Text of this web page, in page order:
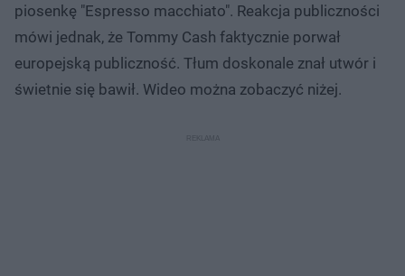
piosenkę "Espresso macchiato". Reakcja publiczności
mówi jednak, że Tommy Cash faktycznie porwał
europejską publiczność. Tłum doskonale znał utwór i
świetnie się bawił. Wideo można zobaczyć niżej.